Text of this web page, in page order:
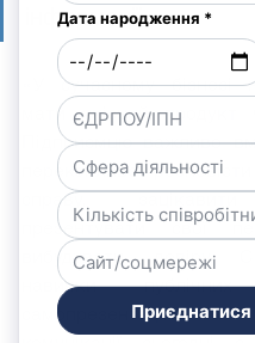
інформації.
«У сучасному бізнесі
мати якісний продукт
Підприємцю важливо
переконливо
справу, зацікавити
презентувати свої
вибудувати довіру.
навички публічних
самопрезентації та